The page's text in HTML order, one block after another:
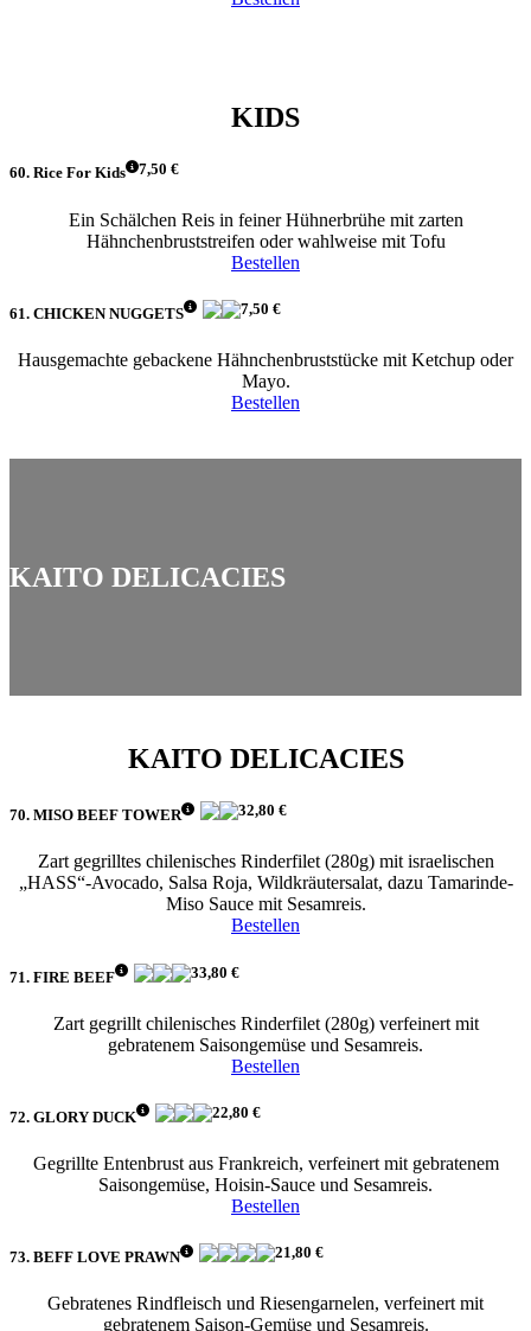
KIDS
60. Rice For Kids 7,50 €
Ein Schälchen Reis in feiner Hühnerbrühe mit zarten
Hähnchenbruststreifen oder wahlweise mit Tofu
Bestellen
61. CHICKEN NUGGETS 7,50 €
Hausgemachte gebackene Hähnchenbruststücke mit Ketchup oder
Mayo.
Bestellen
KAITO DELICACIES
KAITO DELICACIES
70. MISO BEEF TOWER 32,80 €
Zart gegrilltes chilenisches Rinderfilet (280g) mit israelischen
„HASS“-Avocado, Salsa Roja, Wildkräutersalat, dazu Tamarinde-
Miso Sauce mit Sesamreis.
Bestellen
71. FIRE BEEF 33,80 €
Zart gegrillt chilenisches Rinderfilet (280g) verfeinert mit
gebratenem Saisongemüse und Sesamreis.
Bestellen
72. GLORY DUCK 22,80 €
Gegrillte Entenbrust aus Frankreich, verfeinert mit gebratenem
Saisongemüse, Hoisin-Sauce und Sesamreis.
Bestellen
73. BEFF LOVE PRAWN 21,80 €
Gebratenes Rindfleisch und Riesengarnelen, verfeinert mit
gebratenem Saison-Gemüse und Sesamreis.